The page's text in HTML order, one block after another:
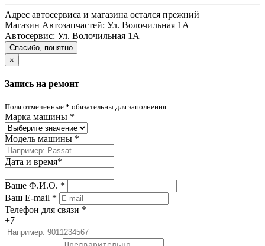
Адрес автосервиса и магазина остался прежний
Магазин Автозапчастей: Ул. Волочильная 1А
Автосервис: Ул. Волочильная 1А
Спасибо, понятно
×
Запись на ремонт
Поля отмеченные * обязательны для заполнения.
Марка машины *
Модель машины *
Дата и время*
Ваше Ф.И.О. *
Ваш E-mail *
Телефон для связи *
+7